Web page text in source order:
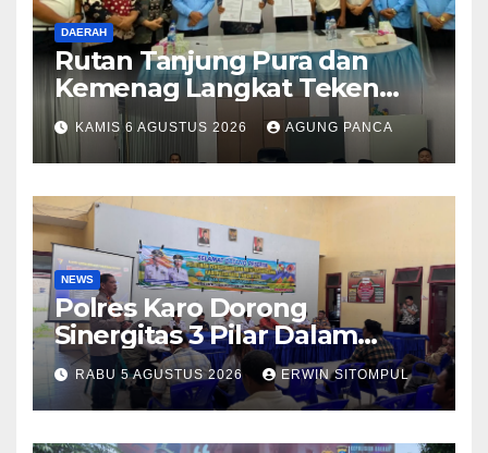
DAERAH
Rutan Tanjung Pura dan
Kemenag Langkat Teken
PKS Pembinaan Kerohanian
Warga Binaan
KAMIS 6 AGUSTUS 2026 AGUNG PANCA
NEWS
Polres Karo Dorong
Sinergitas 3 Pilar Dalam
Pelatihan Pencengahan dan
Mitigasi Bencana Tahun 2026
RABU 5 AGUSTUS 2026 ERWIN SITOMPUL